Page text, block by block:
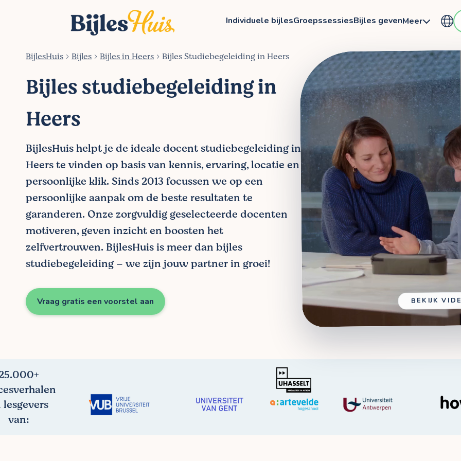
Individuele bijlesGroepssessiesBijles gevenMeer
BijlesHuis Bijles Bijles in Heers Bijles Studiebegeleiding in Heers
Bijles studiebegeleiding in
Heers
BijlesHuis helpt je de ideale docent studiebegeleiding in
Heers te vinden op basis van kennis, ervaring, locatie en
persoonlijke klik. Sinds 2013 focussen we op een
persoonlijke aanpak om de beste resultaten te
garanderen. Onze zorgvuldig geselecteerde docenten
motiveren, geven inzicht en boosten het
zelfvertrouwen. BijlesHuis is meer dan bijles
studiebegeleiding – we zijn jouw partner in groei!
Vraag gratis een voorstel aan BEKIJK
lesgevers
van: